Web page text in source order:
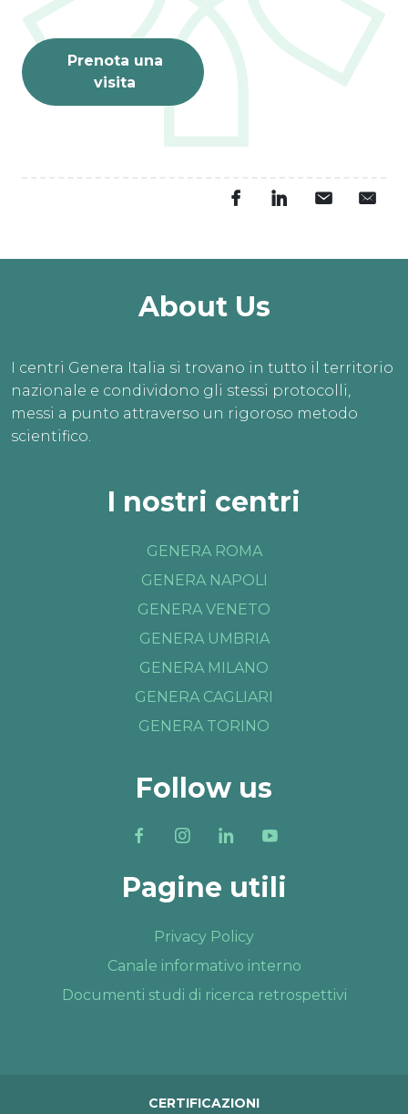
Prenota una
visita
About Us
I centri Genera Italia si trovano in tutto il territorio
nazionale e condividono gli stessi protocolli,
messi a punto attraverso un rigoroso metodo
scientifico.
I nostri centri
GENERA ROMA
GENERA NAPOLI
GENERA VENETO
GENERA UMBRIA
GENERA MILANO
GENERA CAGLIARI
GENERA TORINO
Follow us
Pagine utili
Privacy Policy
Canale informativo interno
Documenti studi di ricerca retrospettivi
CERTIFICAZIONI
L’estate è il momento
perfetto per dar vita ai
tuoi sogni.
PRENOTA ORA